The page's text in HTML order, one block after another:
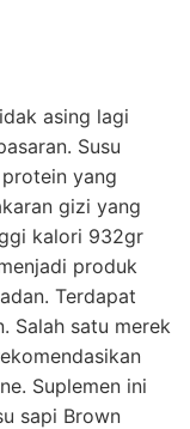
asing lagi
Susu
yang
gizi yang
kalori 932gr
produk
Terdapat
Salah satu merek
Suplemen ini
sapi Brown